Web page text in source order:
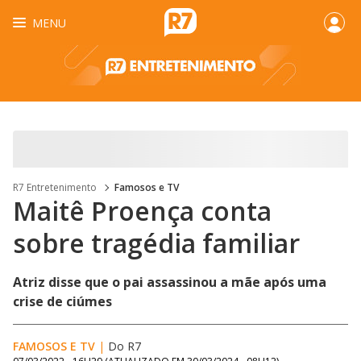
MENU
R7 Entretenimento Famosos e TV
Maitê Proença conta
sobre tragédia familiar
Atriz disse que o pai assassinou a mãe após uma
crise de ciúmes
FAMOSOS E TV | Do R7